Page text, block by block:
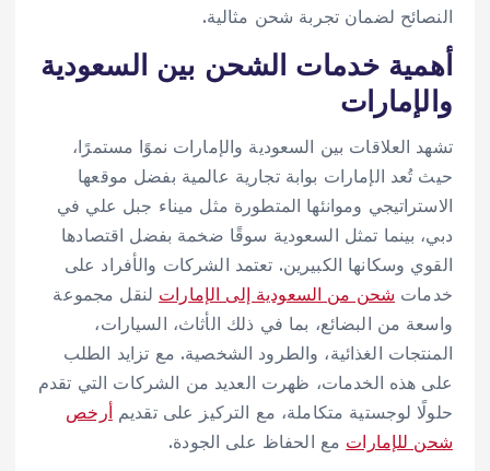
النصائح لضمان تجربة شحن مثالية.
أهمية خدمات الشحن بين السعودية
والإمارات
تشهد العلاقات بين السعودية والإمارات نموًا مستمرًا،
حيث تُعد الإمارات بوابة تجارية عالمية بفضل موقعها
الاستراتيجي وموانئها المتطورة مثل ميناء جبل علي في
دبي، بينما تمثل السعودية سوقًا ضخمة بفضل اقتصادها
القوي وسكانها الكبيرين. تعتمد الشركات والأفراد على
خدمات شحن من السعودية إلى الإمارات لنقل مجموعة
واسعة من البضائع، بما في ذلك الأثاث، السيارات،
المنتجات الغذائية، والطرود الشخصية. مع تزايد الطلب
على هذه الخدمات، ظهرت العديد من الشركات التي تقدم
حلولًا لوجستية متكاملة، مع التركيز على تقديم أرخص
شحن للإمارات مع الحفاظ على الجودة.